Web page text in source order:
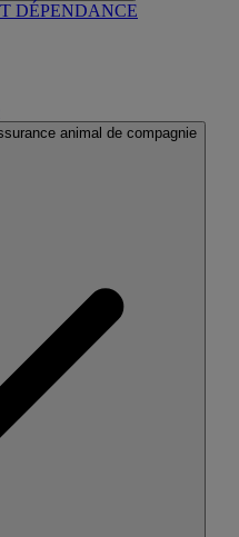
DÉPENDANCE
animal de compagnie